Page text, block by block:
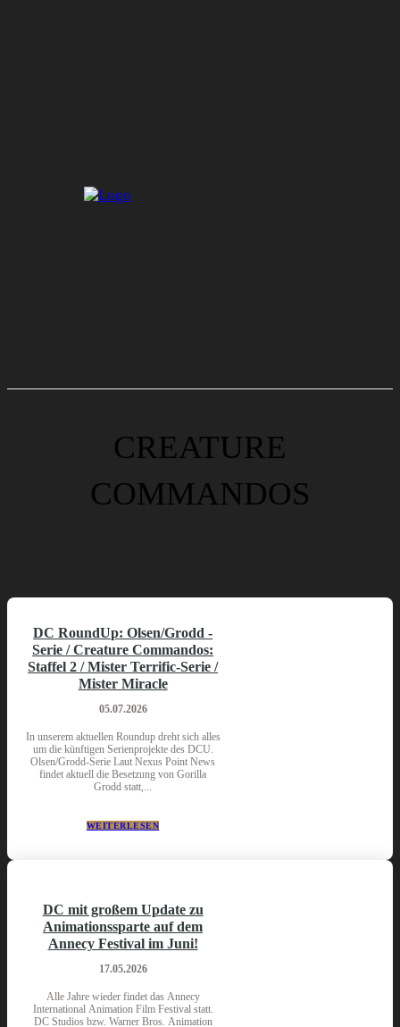
CREATURE
COMMANDOS
DC RoundUp: Olsen/Grodd -
Serie / Creature Commandos:
Staffel 2 / Mister Terrific-Serie /
Mister Miracle
05.07.2026
In unserem aktuellen Roundup dreht sich alles
um die künftigen Serienprojekte des DCU.
Olsen/Grodd-Serie Laut Nexus Point News
findet aktuell die Besetzung von Gorilla
Grodd statt,...
WEITERLESEN
DC mit großem Update zu
Animationssparte auf dem
Annecy Festival im Juni!
17.05.2026
Alle Jahre wieder findet das Annecy
International Animation Film Festival statt.
DC Studios bzw. Warner Bros. Animation